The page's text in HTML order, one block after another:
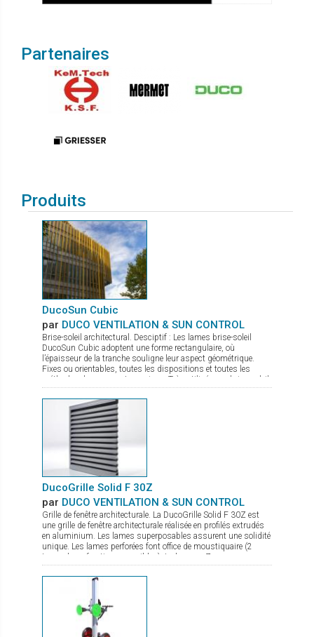
Partenaires
Produits
DucoSun Cubic
par DUCO VENTILATION & SUN CONTROL
Brise-soleil architectural. Desciptif : Les lames brise-soleil
DucoSun Cubic adoptent une forme rectangulaire, où
l’épaisseur de la tranche souligne leur aspect géométrique.
Fixes ou orientables, toutes les dispositions et toutes les
méthodes de pose sont permises. Très utilisées en brise-soleil
vertical (parallèle à la façade), pour des bâtiments à l’esthétique
contemporaine et graphique.
DucoGrille Solid F 30Z
par DUCO VENTILATION & SUN CONTROL
Grille de fenêtre architecturale. La DucoGrille Solid F 30Z est
une grille de fenêtre architecturale réalisée en profilés extrudés
en aluminium. Les lames superposables assurent une solidité
unique. Les lames perforées font office de moustiquaire (2
types de perforations possibles). La lame en Z procure un
design esthétique.